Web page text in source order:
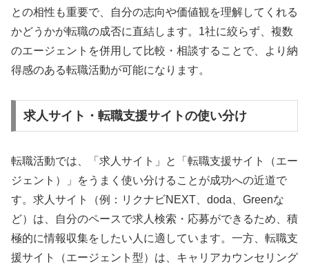
との相性も重要で、自分の志向や価値観を理解してくれる
かどうかが転職の成否に直結します。1社に絞らず、複数
のエージェントを併用して比較・相談することで、より納
得感のある転職活動が可能になります。
求人サイト・転職支援サイトの使い分け
転職活動では、「求人サイト」と「転職支援サイト（エー
ジェント）」をうまく使い分けることが成功への近道で
す。求人サイト（例：リクナビNEXT、doda、Greenな
ど）は、自分のペースで求人検索・応募ができるため、積
極的に情報収集をしたい人に適しています。一方、転職支
援サイト（エージェント型）は、キャリアカウンセリング